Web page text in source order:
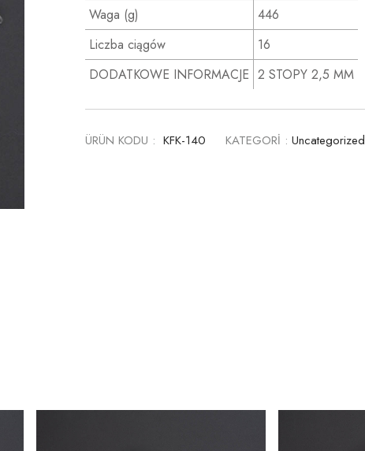
Waga (g)
446
Liczba ciągów
16
DODATKOWE INFORMACJE 2 STOPY 2,5 MM
ÜRÜN KODU : KFK-140 KATEGORİ : Uncategorized